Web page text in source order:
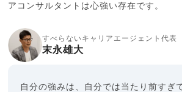
アコンサルタントは心強い存在です。
すべらないキャリアエージェント代表
末永雄大
自分の強みは、自分では当たり前すぎ